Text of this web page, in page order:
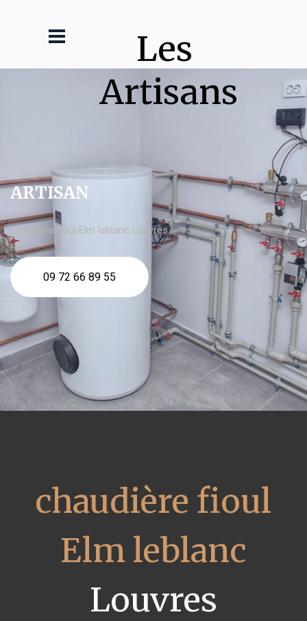
Les
Artisans
ARTISAN
chaudière fioul Elm leblanc Louvres
09 72 66 89 55
chaudière fioul
Elm leblanc
Louvres